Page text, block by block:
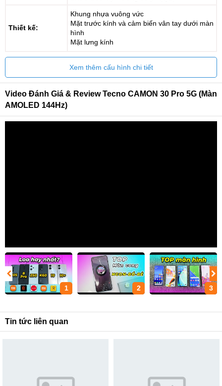
Thiết kế:
Khung nhựa vuông vức
Mặt trước kính và cảm biến vân tay dưới màn
hình
Mặt lưng kính
Xem thêm cấu hình chi tiết
Video Đánh Giá & Review Tecno CAMON 30 Pro 5G (màn
AMOLED 144Hz)
1 2 3
Tin tức liên quan